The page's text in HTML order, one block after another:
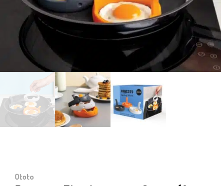
Ototo